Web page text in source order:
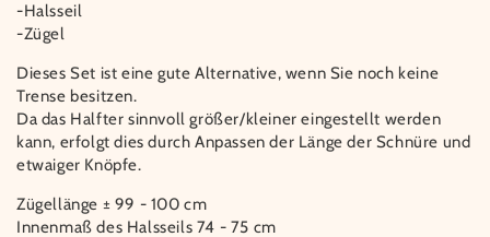
-Halsseil
-Zügel
Dieses Set ist eine gute Alternative, wenn Sie noch keine
Trense besitzen.
Da das Halfter sinnvoll größer/kleiner eingestellt werden
kann, erfolgt dies durch Anpassen der Länge der Schnüre und
etwaiger Knöpfe.
Zügellänge ± 99 - 100 cm
Innenmaß des Halsseils 74 - 75 cm